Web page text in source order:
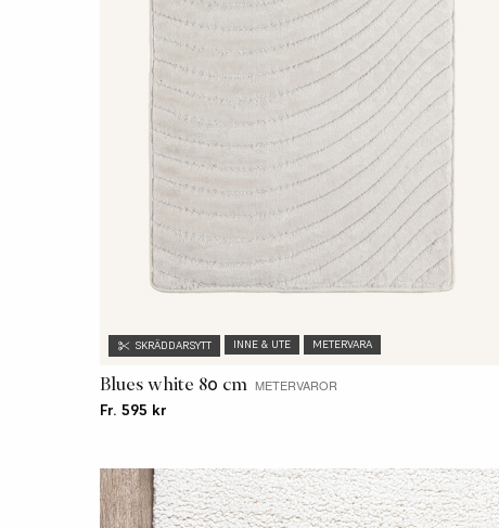
SKRÄDDARSYTT INNE & UTE METERVARA
Blues white 80 cm METERVAROR
Fr. 595 kr